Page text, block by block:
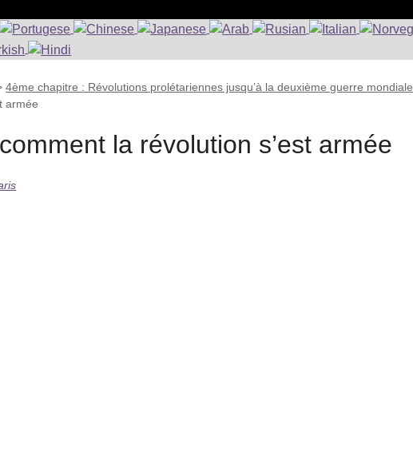
4ème chapitre : Révolutions prolétariennes jusqu’à la deuxième guerre mondiale
armée
la révolution s’est armée